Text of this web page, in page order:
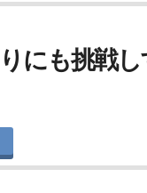
にも挑戦